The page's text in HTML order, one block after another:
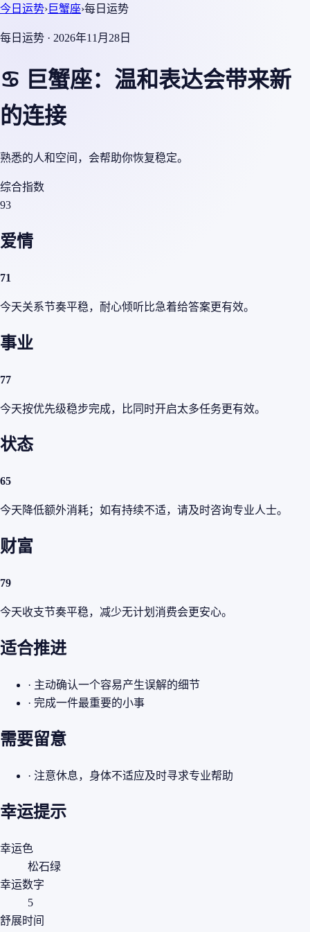
今日运势›巨蟹座›每日运势
每日运势 · 2026年11月28日
♋ 巨蟹座：温和表达会带来新
的连接
熟悉的人和空间，会帮助你恢复稳定。
综合指数
93
爱情
71
今天关系节奏平稳，耐心倾听比急着给答案更有效。
事业
77
今天按优先级稳步完成，比同时开启太多任务更有效。
状态
65
今天降低额外消耗；如有持续不适，请及时咨询专业人士。
财富
79
今天收支节奏平稳，减少无计划消费会更安心。
适合推进
· 主动确认一个容易产生误解的细节
· 完成一件最重要的小事
需要留意
· 注意休息，身体不适应及时寻求专业帮助
幸运提示
幸运色
松石绿
幸运数字
5
舒展时间